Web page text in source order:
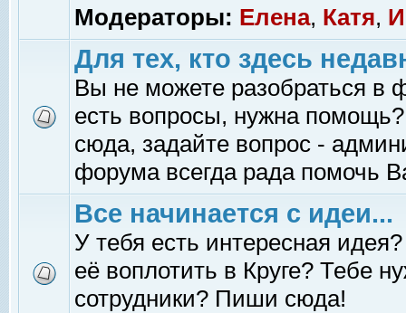
Модераторы: Елена, Катя,
Для тех, кто здесь
Вы не можете разобраться в
есть вопросы, нужна помощь?
сюда, задайте вопрос -
форума всегда рада помочь
Все начинается с идеи...
У тебя есть интересная
её воплотить в Круге? Тебе
сотрудники? Пиши сюда!